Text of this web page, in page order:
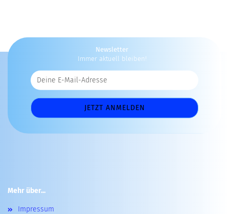
Newsletter
Immer aktuell bleiben!
Mehr über...
Impressum